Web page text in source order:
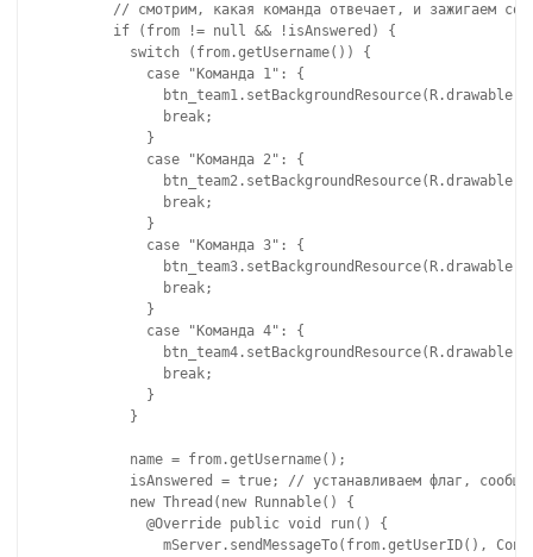
// смотрим, какая команда отвечает, и зажигаем
        if (from != null && !isAnswered) {
          switch (from.getUsername()) {
            case "Команда 1": {
              break;
            }
            case "Команда 2": {
              break;
            }
            case "Команда 3": {
              break;
            }
            case "Команда 4": {
              break;
            }
          }
          name = from.getUsername();
isAnswered = true; // устанавливаем флаг,
          new Thread(new Runnable() {
            @Override public void run() {
mServer.sendMessageTo(from.getUserID(),